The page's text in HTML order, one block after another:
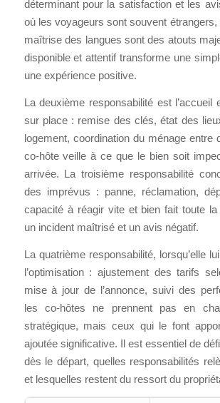
déterminant pour la satisfaction et les
où les voyageurs sont souvent étrangers,
maîtrise des langues sont des atouts
disponible et attentif transforme une
une expérience positive.
La deuxième responsabilité est l’accueil
sur place : remise des clés, état des
logement, coordination du ménage entre
co-hôte veille à ce que le bien soit
arrivée. La troisième responsabilité
des imprévus : panne, réclamation,
capacité à réagir vite et bien fait toute la
un incident maîtrisé et un avis négatif.
La quatrième responsabilité, lorsqu’elle
l’optimisation : ajustement des tarifs
mise à jour de l’annonce, suivi des
les co-hôtes ne prennent pas en
stratégique, mais ceux qui le font
ajoutée significative. Il est essentiel de
dès le départ, quelles responsabilités
et lesquelles restent du ressort du